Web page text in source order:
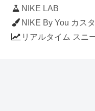
NIKE LAB
NIKE By You カス
リアルタイム スニ